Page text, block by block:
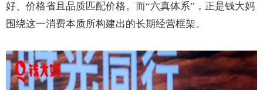
好、价格省且品质匹配价格。而“六真体系”，正是钱大妈
围绕这一消费本质所构建出的长期经营框架。